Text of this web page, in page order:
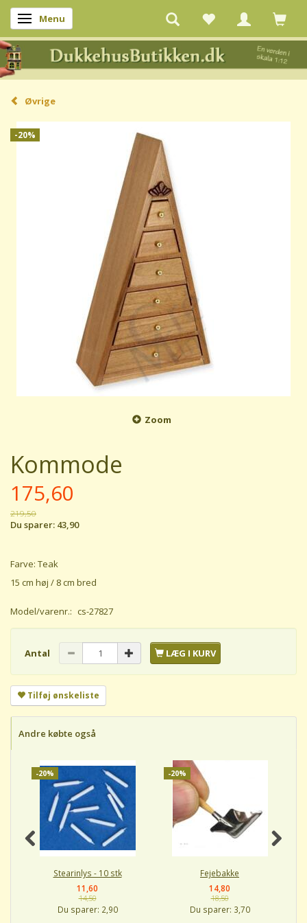
Skifte navigation
Menu
Øvrige
-20%
Zoom
Kommode
175,60
219,50
Du sparer: 43,90
Farve: Teak
15 cm høj / 8 cm bred
Model/varenr.: cs-27827
Antal LÆG I KURV
Tilføj ønskeliste
Andre købte også
-20%
Stearinlys - 10 stk
11,60
14,50
Du sparer: 2,90
-20%
Fejebakke
14,80
18,50
Du sparer: 3,70